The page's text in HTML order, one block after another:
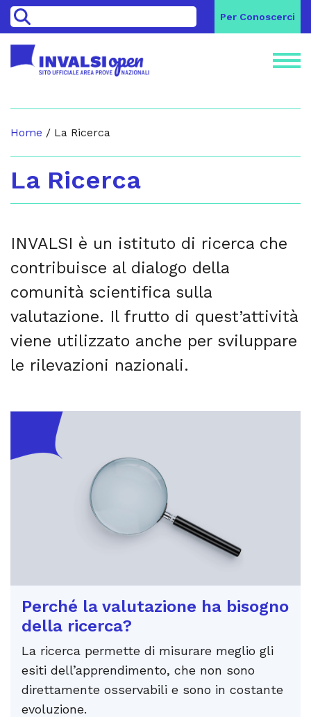
> Per Conoscerci
Home / La Ricerca
La Ricerca
INVALSI è un istituto di ricerca che
contribuisce al dialogo della
comunità scientifica sulla
valutazione. Il frutto di quest’attività
viene utilizzato anche per sviluppare
le rilevazioni nazionali.
Perché la valutazione ha bisogno
della ricerca?
La ricerca permette di misurare meglio gli
esiti dell’apprendimento, che non sono
direttamente osservabili e sono in costante
evoluzione.